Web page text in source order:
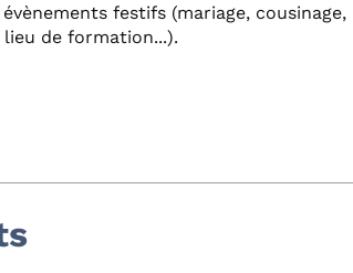
festifs (mariage, cousinage,
lieu de formation...).